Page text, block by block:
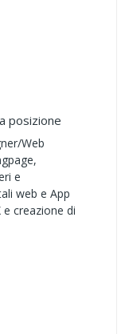
posizione
Web
e
web e App
creazione di